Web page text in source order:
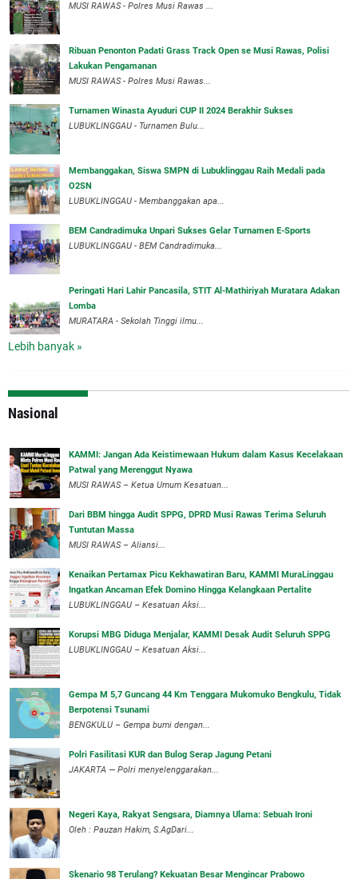
MUSI RAWAS - Polres Musi Rawas ...
Ribuan Penonton Padati Grass Track Open se Musi Rawas, Polisi
Lakukan Pengamanan
MUSI RAWAS - Polres Musi Rawas...
Turnamen Winasta Ayuduri CUP II 2024 Berakhir Sukses
LUBUKLINGGAU - Turnamen Bulu...
Membanggakan, Siswa SMPN di Lubuklinggau Raih Medali pada
O2SN
LUBUKLINGGAU - Membanggakan apa...
BEM Candradimuka Unpari Sukses Gelar Turnamen E-Sports
LUBUKLINGGAU - BEM Candradimuka...
Peringati Hari Lahir Pancasila, STIT Al-Mathiriyah Muratara Adakan
Lomba
MURATARA - Sekolah Tinggi ilmu...
Lebih banyak »
Nasional
‎KAMMI: Jangan Ada Keistimewaan Hukum dalam Kasus Kecelakaan
Patwal yang Merenggut Nyawa
‎MUSI RAWAS – Ketua Umum Kesatuan...
Dari BBM hingga Audit SPPG, DPRD Musi Rawas Terima Seluruh
Tuntutan Massa
MUSI RAWAS – Aliansi...
‎Kenaikan Pertamax Picu Kekhawatiran Baru, KAMMI MuraLinggau
Ingatkan Ancaman Efek Domino Hingga Kelangkaan Pertalite
‎LUBUKLINGGAU – Kesatuan Aksi...
Korupsi MBG Diduga Menjalar, KAMMI Desak Audit Seluruh SPPG
‎LUBUKLINGGAU – Kesatuan Aksi...
Gempa M 5,7 Guncang 44 Km Tenggara Mukomuko Bengkulu, Tidak
Berpotensi Tsunami
BENGKULU – Gempa bumi dengan...
Polri Fasilitasi KUR dan Bulog Serap Jagung Petani
JAKARTA — Polri menyelenggarakan...
Negeri Kaya, Rakyat Sengsara, Diamnya Ulama: Sebuah Ironi
Oleh : Pauzan Hakim, S.AgDari...
Skenario 98 Terulang? Kekuatan Besar Mengincar Prabowo